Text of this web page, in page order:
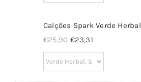
era:
€26,90.
é:
€24,21.
Calções Spark Verde Herbal
€25,90 O
preço
€23,31O
preço